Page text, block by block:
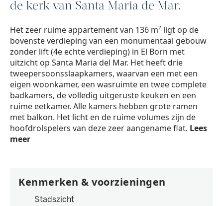
de kerk van Santa Maria de Mar.
Het zeer ruime appartement van 136 m² ligt op de
bovenste verdieping van een monumentaal gebouw
zonder lift (4e echte verdieping) in El Born met
uitzicht op Santa Maria del Mar. Het heeft drie
tweepersoonsslaapkamers, waarvan een met een
eigen woonkamer, een wasruimte en twee complete
badkamers, de volledig uitgeruste keuken en een
ruime eetkamer. Alle kamers hebben grote ramen
met balkon. Het licht en de ruime volumes zijn de
hoofdrolspelers van deze zeer aangename flat. Lees
meer
Kenmerken & voorzieningen
Stadszicht